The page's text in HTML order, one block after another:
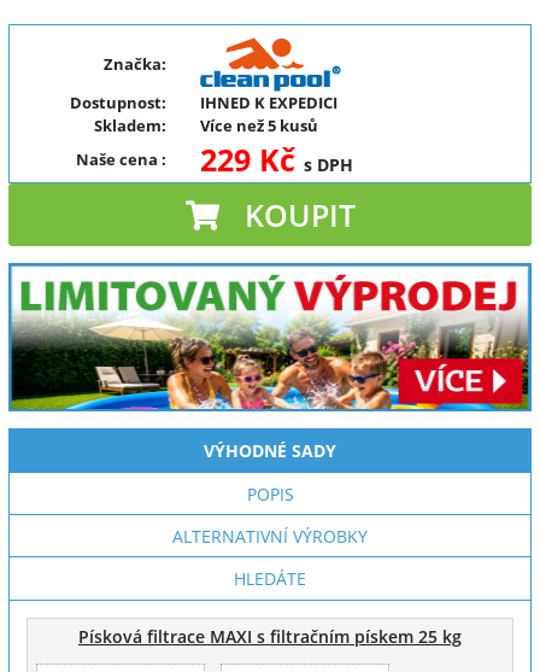
Značka:
Dostupnost:
IHNED K EXPEDICI
Skladem:
Více než 5 kusů
Naše cena : 229 Kč s DPH
KOUPIT
VÝHODNÉ SADY
POPIS
ALTERNATIVNÍ VÝROBKY
HLEDÁTE
Písková filtrace MAXI s filtračním pískem 25 kg